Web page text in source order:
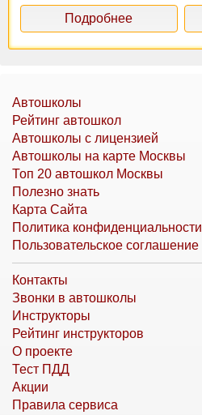
Подробнее
Автошколы
Рейтинг автошкол
Автошколы с лицензией
Автошколы на карте Москвы
Топ 20 автошкол Москвы
Полезно знать
Карта Сайта
Политика конфиденциальности
Пользовательское соглашение
Контакты
Звонки в автошколы
Инструкторы
Рейтинг инструкторов
О проекте
Тест ПДД
Акции
Правила сервиса